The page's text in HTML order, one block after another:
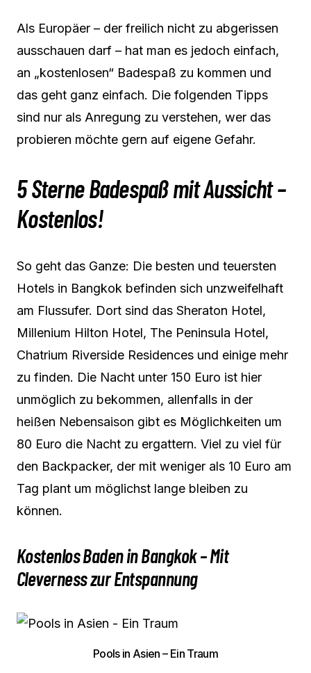
Als Europäer – der freilich nicht zu abgerissen
ausschauen darf – hat man es jedoch einfach,
an „kostenlosen“ Badespaß zu kommen und
das geht ganz einfach. Die folgenden Tipps
sind nur als Anregung zu verstehen, wer das
probieren möchte gern auf eigene Gefahr.
5 Sterne Badespaß mit Aussicht –
Kostenlos!
So geht das Ganze: Die besten und teuersten
Hotels in Bangkok befinden sich unzweifelhaft
am Flussufer. Dort sind das Sheraton Hotel,
Millenium Hilton Hotel, The Peninsula Hotel,
Chatrium Riverside Residences und einige mehr
zu finden. Die Nacht unter 150 Euro ist hier
unmöglich zu bekommen, allenfalls in der
heißen Nebensaison gibt es Möglichkeiten um
80 Euro die Nacht zu ergattern. Viel zu viel für
den Backpacker, der mit weniger als 10 Euro am
Tag plant um möglichst lange bleiben zu
können.
Kostenlos Baden in Bangkok – Mit
Cleverness zur Entspannung
Pools in Asien – Ein Traum